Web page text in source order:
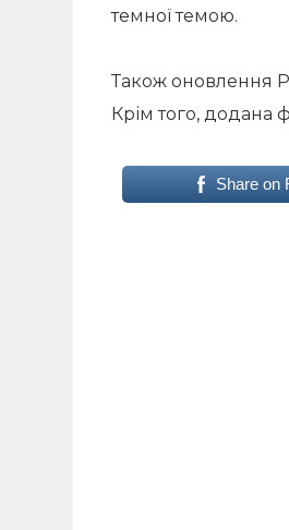
темної темою.
Також оновлення
Крім того, додана
Share on